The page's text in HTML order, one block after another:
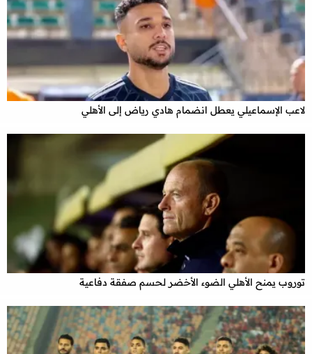
لاعب الإسماعيلي يعطل انضمام هادي رياض إلى الأهلي
توروب يمنح الأهلي الضوء الأخضر لحسم صفقة دفاعية